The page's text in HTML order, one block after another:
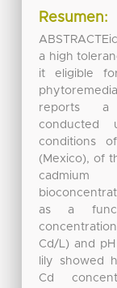
Resumen:
a high
it eligible
reports a
conducted
conditions
(Mexico), of
as a
Cd/L) and
lily showed
Cd